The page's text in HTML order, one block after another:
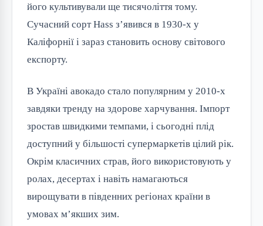
його культивували ще тисячоліття тому.
Сучасний сорт Hass з’явився в 1930-х у
Каліфорнії і зараз становить основу світового
експорту.
В Україні авокадо стало популярним у 2010-х
завдяки тренду на здорове харчування. Імпорт
зростав швидкими темпами, і сьогодні плід
доступний у більшості супермаркетів цілий рік.
Окрім класичних страв, його використовують у
ролах, десертах і навіть намагаються
вирощувати в південних регіонах країни в
умовах м’якших зим.